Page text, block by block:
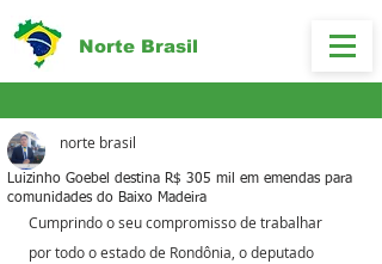
Norte Brasil
Luizinho Goebel destina R$ 305 mil em emendas para
comunidades do Baixo Madeira
norte brasil
Cumprindo o seu compromisso de trabalhar
por todo o estado de Rondônia, o deputado